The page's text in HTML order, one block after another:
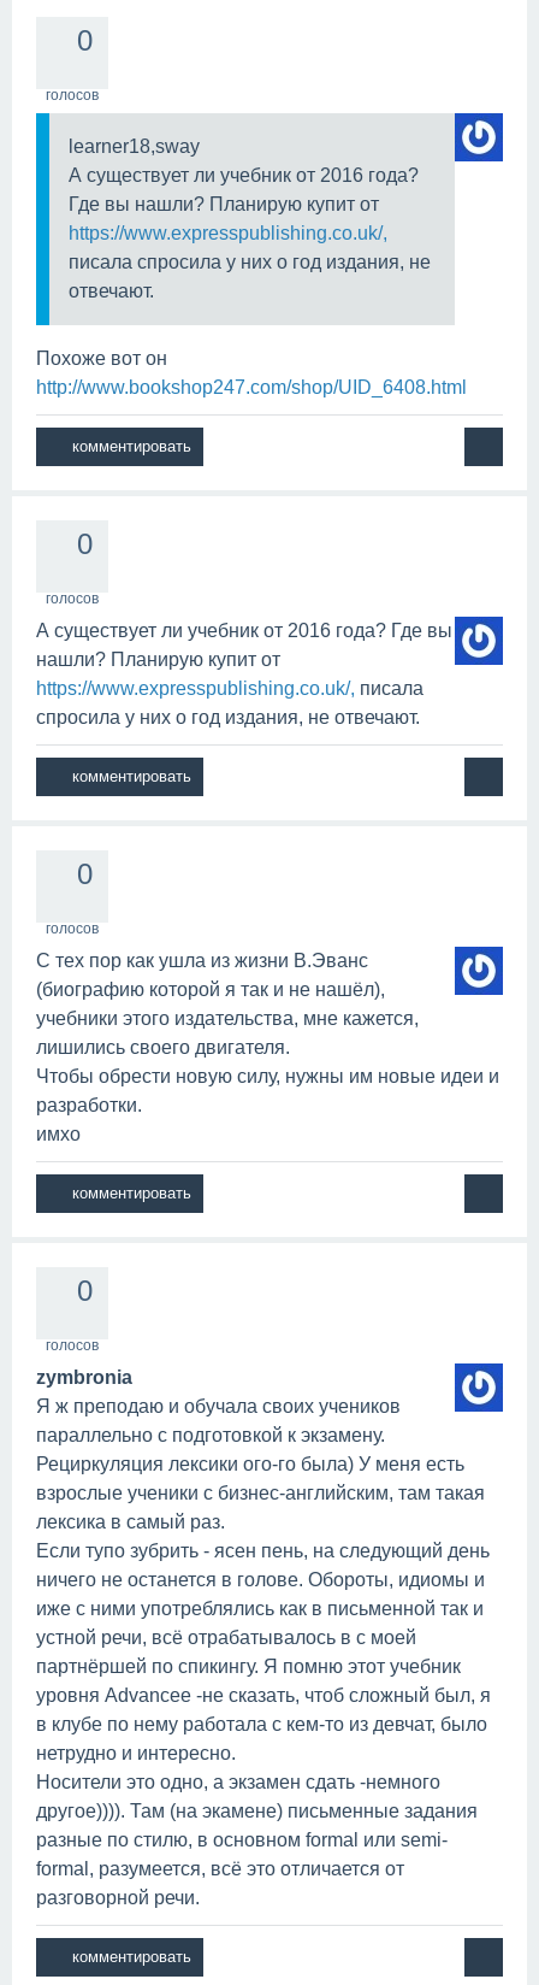
0
голосов
learner18,sway
А существует ли учебник от 2016 года?
Где вы нашли? Планирую купит от
https://www.expresspublishing.co.uk/,
писала спросила у них о год издания, не
отвечают.
Похоже вот он
http://www.bookshop247.com/shop/UID_6408.html
0
голосов
А существует ли учебник от 2016 года? Где вы
нашли? Планирую купит от
https://www.expresspublishing.co.uk/, писала
спросила у них о год издания, не отвечают.
0
голосов
С тех пор как ушла из жизни В.Эванс
(биографию которой я так и не нашёл),
учебники этого издательства, мне кажется,
лишились своего двигателя.
Чтобы обрести новую силу, нужны им новые идеи и
разработки.
имхо
0
голосов
zymbronia
Я ж преподаю и обучала своих учеников
параллельно с подготовкой к экзамену.
Рециркуляция лексики ого-го была) У меня есть
взрослые ученики с бизнес-английским, там такая
лексика в самый раз.
Если тупо зубрить - ясен пень, на следующий день
ничего не останется в голове. Обороты, идиомы и
иже с ними употреблялись как в письменной так и
устной речи, всё отрабатывалось в с моей
партнёршей по спикингу. Я помню этот учебник
уровня Advancee -не сказать, чтоб сложный был, я
в клубе по нему работала с кем-то из девчат, было
нетрудно и интересно.
Носители это одно, а экзамен сдать -немного
другое)))). Там (на экамене) письменные задания
разные по стилю, в основном formal или semi-
formal, разумеется, всё это отличается от
разговорной речи.